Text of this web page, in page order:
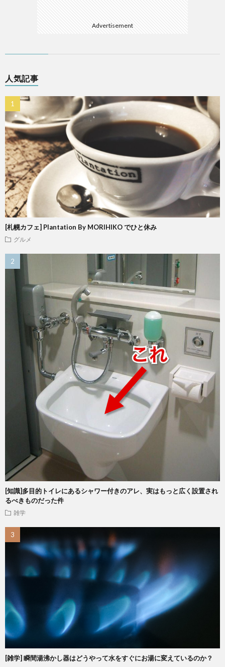
Advertisement
人気記事
[札幌カフェ] Plantation By MORIHIKO でひと休み
グルメ
[知識]多目的トイレにあるシャワー付きのアレ、実はもっと広く設置され
るべきものだった件
雑学
[雑学] 瞬間湯沸かし器はどうやって水をすぐにお湯に変えているのか？